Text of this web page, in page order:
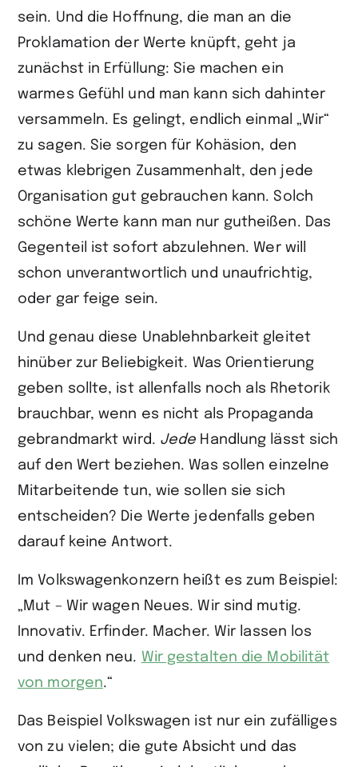
sein. Und die Hoffnung, die man an die
Proklamation der Werte knüpft, geht ja
zunächst in Erfüllung: Sie machen ein
warmes Gefühl und man kann sich dahinter
versammeln. Es gelingt, endlich einmal „Wir“
zu sagen. Sie sorgen für Kohäsion, den
etwas klebrigen Zusammenhalt, den jede
Organisation gut gebrauchen kann. Solch
schöne Werte kann man nur gutheißen. Das
Gegenteil ist sofort abzulehnen. Wer will
schon unverantwortlich und unaufrichtig,
oder gar feige sein.
Und genau diese Unablehnbarkeit gleitet
hinüber zur Beliebigkeit. Was Orientierung
geben sollte, ist allenfalls noch als Rhetorik
brauchbar, wenn es nicht als Propaganda
gebrandmarkt wird. Jede Handlung lässt sich
auf den Wert beziehen. Was sollen einzelne
Mitarbeitende tun, wie sollen sie sich
entscheiden? Die Werte jedenfalls geben
darauf keine Antwort.
Im Volkswagenkonzern heißt es zum Beispiel:
„Mut – Wir wagen Neues. Wir sind mutig.
Innovativ. Erfinder. Macher. Wir lassen los
und denken neu. Wir gestalten die Mobilität
von morgen.“
Das Beispiel Volkswagen ist nur ein zufälliges
von zu vielen; die gute Absicht und das